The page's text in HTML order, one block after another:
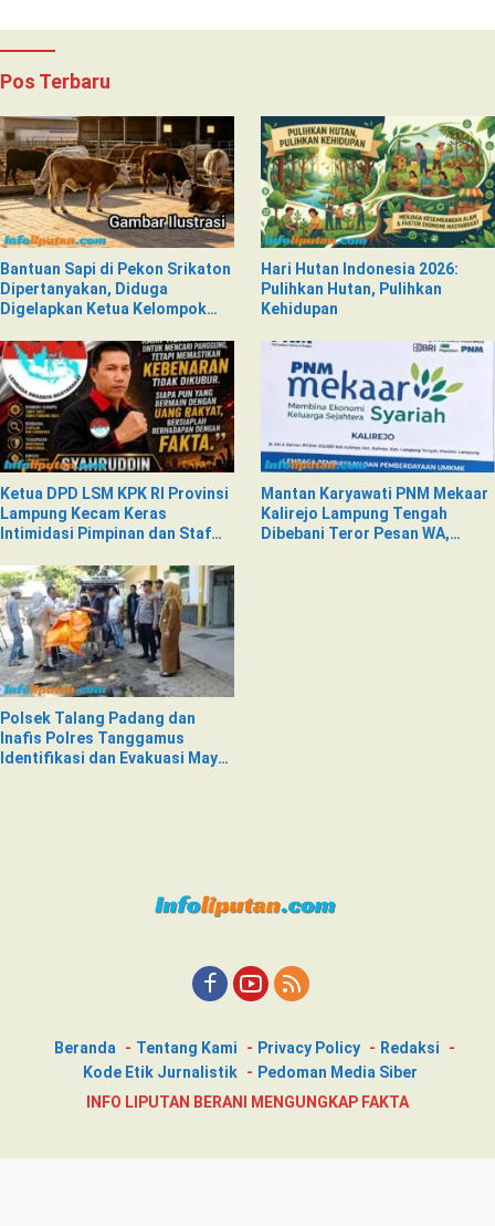
Pos Terbaru
Bantuan Sapi di Pekon Srikaton
Dipertanyakan, Diduga
Digelapkan Ketua Kelompok
Hari Hutan Indonesia 2026:
Pulihkan Hutan, Pulihkan
Kehidupan
Ketua DPD LSM KPK RI Provinsi
Lampung Kecam Keras
Intimidasi Pimpinan dan Staf
Nad
Mantan Karyawati PNM Mekaar
Kalirejo Lampung Tengah
Dibebani Teror Pesan WA,
Polsek Talang Padang dan
Inafis Polres Tanggamus
Identifikasi dan Evakuasi Mayat
Beranda Tentang Kami Privacy Policy
Redaksi
Kode Etik Jurnalistik
Pedoman Media Siber
INFO LIPUTAN BERANI MENGUNGKAP FAKTA